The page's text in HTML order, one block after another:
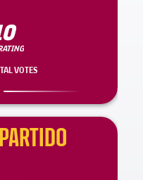
VOTES
PARTIDO